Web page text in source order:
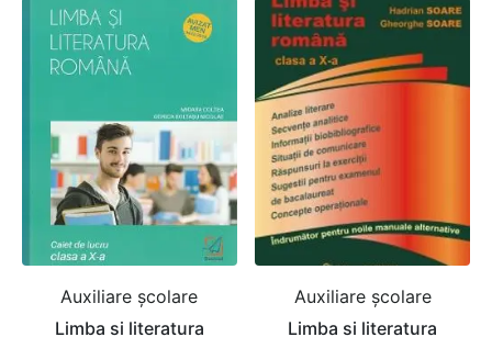
Auxiliare şcolare
Limba si literatura
Auxiliare şcolare
Limba si literatura